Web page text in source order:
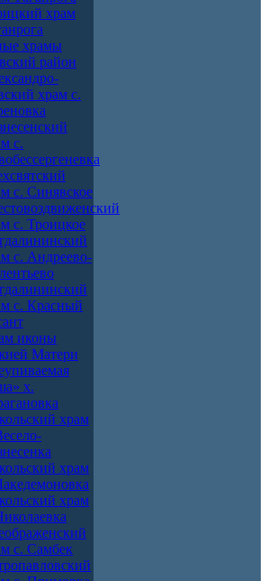
храм
храмы
район
храм с.
с.
с. Синявское
с. Троицкое
с. Андреево-
с. Красный
иконы
Матери
х.
храм
храм
храм
с. Самбек